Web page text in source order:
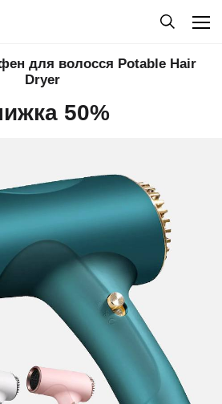
для волосся Potable Hair
Dryer
50%